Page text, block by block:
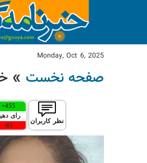
Monday, Oct 6, 2025
صفحه نخست »
نظر کاربران
455
+
رای
83
-